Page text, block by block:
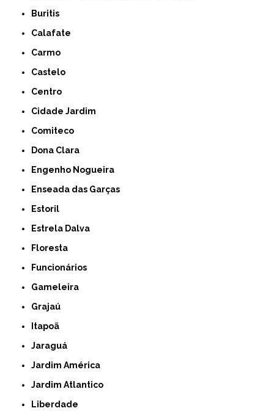
Buritis
Calafate
Carmo
Castelo
Centro
Cidade Jardim
Comiteco
Dona Clara
Engenho Nogueira
Enseada das Garças
Estoril
Estrela Dalva
Floresta
Funcionários
Gameleira
Grajaú
Itapoã
Jaraguá
Jardim América
Jardim Atlantico
Liberdade